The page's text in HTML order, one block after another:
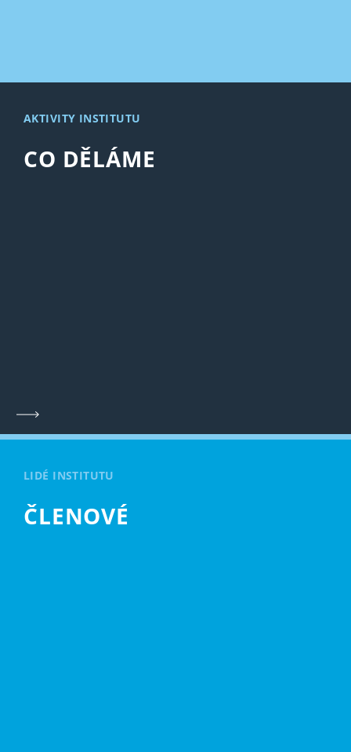
CO DĚLÁME
AKTIVITY INSTITUTU
LIDÉ INSTITUTU
ČLENOVÉ